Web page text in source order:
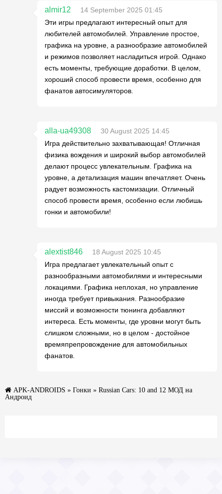
almir12
14 September 2025 01:45
Эти игры предлагают интересный опыт для
любителей автомобилей. Управление простое,
графика на уровне, а разнообразие автомобилей
и режимов позволяет насладиться игрой. Однако
есть моменты, требующие доработки. В целом,
хороший способ провести время, особенно для
фанатов автосимуляторов.
alla-ua49308
30 August 2025 14:45
Игра действительно захватывающая! Отличная
физика вождения и широкий выбор автомобилей
делают процесс увлекательным. Графика на
уровне, а детализация машин впечатляет. Очень
радует возможность кастомизации. Отличный
способ провести время, особенно если любишь
гонки и автомобили!
alextist846
18 August 2025 10:45
Игра предлагает увлекательный опыт с
разнообразными автомобилями и интересными
локациями. Графика неплохая, но управление
иногда требует привыкания. Разнообразие
миссий и возможности тюнинга добавляют
интереса. Есть моменты, где уровни могут быть
слишком сложными, но в целом - достойное
времяпрепровождение для автомобильных
фанатов.
APK-ANDROIDS » Гонки » Russian Cars: 10 and 12 МОД на
Андроид